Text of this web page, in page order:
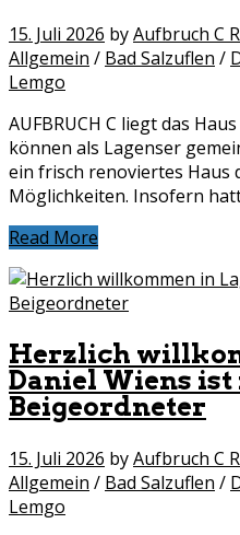
15. Juli 2026 byAufbruch C
Allgemein / Bad Salzuflen /
Lemgo
AUFBRUCH C liegt das
können als Lagenser
ein frisch renoviertes Haus
Möglichkeiten. Insofern
Read More
Herzlich
Daniel Wiens ist
Beigeordneter
15. Juli 2026 byAufbruch C
Allgemein / Bad Salzuflen /
Lemgo